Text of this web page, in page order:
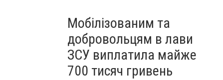
Мобілізованим та
добровольцям в лави
ЗСУ виплатила майже
700 тисяч гривень